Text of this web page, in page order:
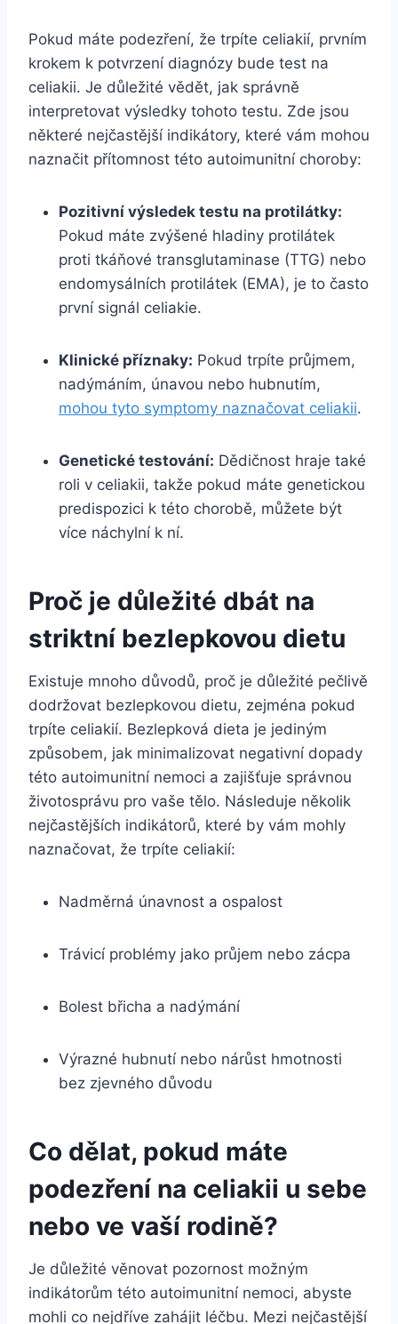
Pokud máte podezření, že trpíte celiakií, prvním
krokem k potvrzení diagnózy bude test na
celiakii. Je důležité vědět, jak správně
interpretovat výsledky tohoto testu. Zde jsou
některé nejčastější indikátory, které vám mohou
naznačit přítomnost této autoimunitní choroby:
Pozitivní výsledek testu na protilátky:
Pokud máte zvýšené hladiny protilátek
proti tkáňové transglutaminase (TTG) nebo
endomysálních protilátek (EMA), je to často
první signál celiakie.
Klinické příznaky: Pokud trpíte průjmem,
nadýmáním, únavou nebo hubnutím,
mohou tyto symptomy naznačovat celiakii.
Genetické testování: Dědičnost hraje také
roli v celiakii, takže pokud máte genetickou
predispozici k této chorobě, můžete být
více náchylní k ní.
Proč je důležité dbát na
striktní bezlepkovou dietu
Existuje mnoho důvodů, proč je důležité pečlivě
dodržovat bezlepkovou dietu, zejména pokud
trpíte celiakií. Bezlepková dieta je jediným
způsobem, jak minimalizovat negativní dopady
této autoimunitní nemoci a zajišťuje správnou
životosprávu pro vaše tělo. Následuje několik
nejčastějších indikátorů, které by vám mohly
naznačovat, že trpíte celiakií:
Nadměrná únavnost a ospalost
Trávicí problémy jako průjem nebo zácpa
Bolest břicha a nadýmání
Výrazné hubnutí nebo nárůst hmotnosti
bez zjevného důvodu
Co dělat, pokud máte
podezření na celiakii u sebe
nebo ve vaší rodině?
Je důležité věnovat pozornost možným
indikátorům této autoimunitní nemoci, abyste
mohli co nejdříve zahájit léčbu. Mezi nejčastější